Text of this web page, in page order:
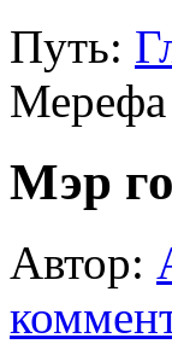
Путь:
Мерефа
Мэр
Автор: